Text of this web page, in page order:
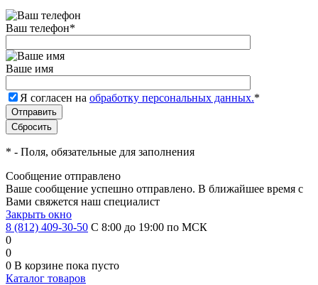
Ваш телефон*
Ваше имя
Я согласен на обработку персональных данных.*
* - Поля, обязательные для заполнения
Сообщение отправлено
Ваше сообщение успешно отправлено. В ближайшее время с
Вами свяжется наш специалист
Закрыть окно
8 (812) 409-30-50 С 8:00 до 19:00 по МСК
0
0
0 В корзине пока пусто
Каталог товаров